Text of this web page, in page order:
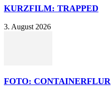
KURZFILM: TRAPPED
3. August 2026
FOTO: CONTAINERFLUR